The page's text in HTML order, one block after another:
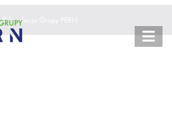
© Fundacja Grupy PERN